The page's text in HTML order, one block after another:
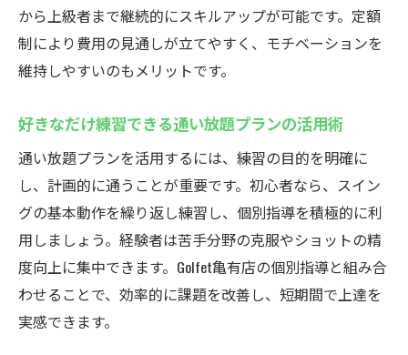
から上級者まで継続的にスキルアップが可能です。定額
制により費用の見通しが立てやすく、モチベーションを
維持しやすいのもメリットです。
好きなだけ練習できる通い放題プランの活用術
通い放題プランを活用するには、練習の目的を明確に
し、計画的に通うことが重要です。初心者なら、スイン
グの基本動作を繰り返し練習し、個別指導を積極的に利
用しましょう。経験者は苦手分野の克服やショットの精
度向上に集中できます。Golfet亀有店の個別指導と組み合
わせることで、効率的に課題を改善し、短期間で上達を
実感できます。